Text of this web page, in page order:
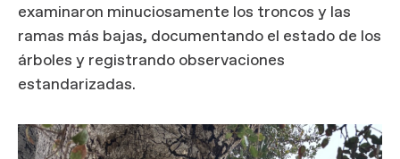
examinaron minuciosamente los troncos y las
ramas más bajas, documentando el estado de los
árboles y registrando observaciones
estandarizadas.